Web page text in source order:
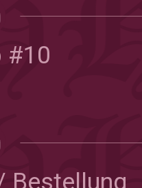
#10
Bestellung